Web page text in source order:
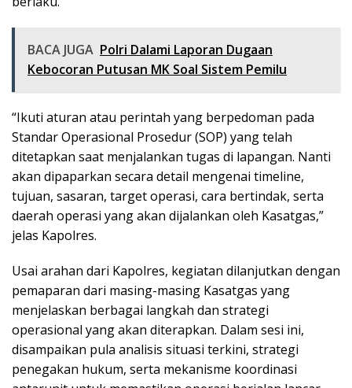
BACA JUGA Polri Dalami Laporan Dugaan
Kebocoran Putusan MK Soal Sistem Pemilu
“Ikuti aturan atau perintah yang berpedoman pada
Standar Operasional Prosedur (SOP) yang telah
ditetapkan saat menjalankan tugas di lapangan. Nanti
akan dipaparkan secara detail mengenai timeline,
tujuan, sasaran, target operasi, cara bertindak, serta
daerah operasi yang akan dijalankan oleh Kasatgas,”
jelas Kapolres.
Usai arahan dari Kapolres, kegiatan dilanjutkan dengan
pemaparan dari masing-masing Kasatgas yang
menjelaskan berbagai langkah dan strategi
operasional yang akan diterapkan. Dalam sesi ini,
disampaikan pula analisis situasi terkini, strategi
penegakan hukum, serta mekanisme koordinasi